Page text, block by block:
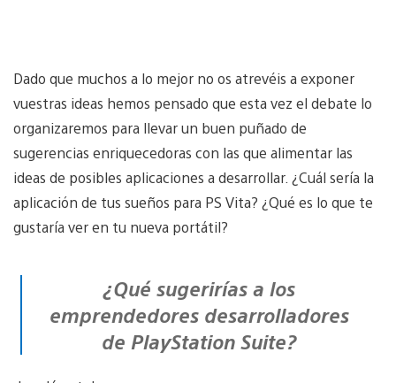
Dado que muchos a lo mejor no os atrevéis a exponer
vuestras ideas hemos pensado que esta vez el debate lo
organizaremos para llevar un buen puñado de
sugerencias enriquecedoras con las que alimentar las
ideas de posibles aplicaciones a desarrollar. ¿Cuál sería la
aplicación de tus sueños para PS Vita? ¿Qué es lo que te
gustaría ver en tu nueva portátil?
¿Qué sugerirías a los
emprendedores desarrolladores
de PlayStation Suite?